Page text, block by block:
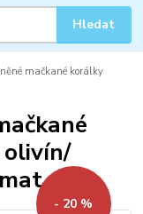
Hledat
mačkané korálky
olivín/
- 20 %